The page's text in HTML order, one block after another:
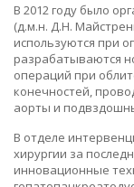
В 2012 году было
(д.м.н. Д.Н.
используются при
разрабатываются
операций при
конечностей,
аорты и
В отделе
хирургии за
инновационные